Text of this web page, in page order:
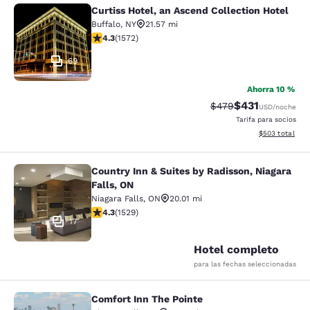
Curtiss Hotel, an Ascend Collection
69
Curtiss Hotel, an Ascend Collection Hotel
Buffalo, NY
21.57 mi
calificación de 4.32 estrellas. Excelente. 1572 reseñas
4.3(1572)
Ahorra 10 %
Precio tachado:
$479Precio con
$431USD/noche
Tarifa para socios
Ver detalles
$503 total
Country Inn & Suites by Radisson,
17
Country Inn & Suites by Radisson, Niagara
Falls, ON
Niagara Falls, ON
20.01 mi
calificación de 4.32 estrellas. Excelente. 1529 reseñas
4.3(1529)
Hotel completo
para las fechas seleccionadas
Comfort Inn The Pointe
Comfort Inn The Pointe